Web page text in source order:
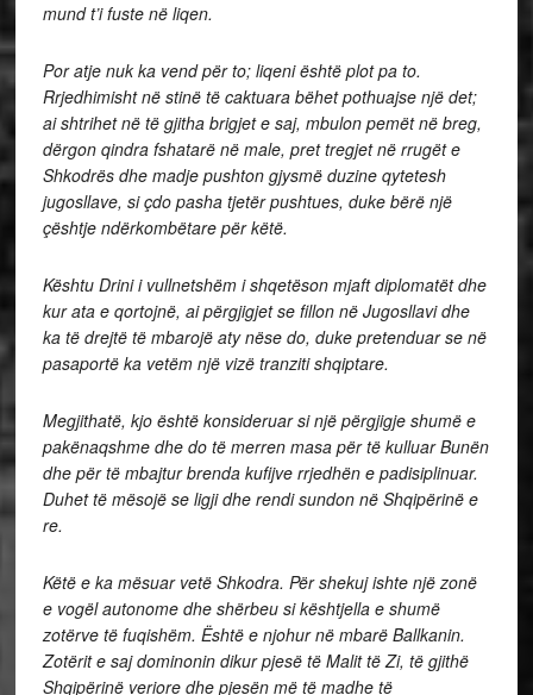
mund t’i fuste në liqen.
Por atje nuk ka vend për to; liqeni është plot pa to.
Rrjedhimisht në stinë të caktuara bëhet pothuajse një det;
ai shtrihet në të gjitha brigjet e saj, mbulon pemët në breg,
dërgon qindra fshatarë në male, pret tregjet në rrugët e
Shkodrës dhe madje pushton gjysmë duzine qytetesh
jugosllave, si çdo pasha tjetër pushtues, duke bërë një
çështje ndërkombëtare për këtë.
Kështu Drini i vullnetshëm i shqetëson mjaft diplomatët dhe
kur ata e qortojnë, ai përgjigjet se fillon në Jugosllavi dhe
ka të drejtë të mbarojë aty nëse do, duke pretenduar se në
pasaportë ka vetëm një vizë tranziti shqiptare.
Megjithatë, kjo është konsideruar si një përgjigje shumë e
pakënaqshme dhe do të merren masa për të kulluar Bunën
dhe për të mbajtur brenda kufijve rrjedhën e padisiplinuar.
Duhet të mësojë se ligji dhe rendi sundon në Shqipërinë e
re.
Këtë e ka mësuar vetë Shkodra. Për shekuj ishte një zonë
e vogël autonome dhe shërbeu si kështjella e shumë
zotërve të fuqishëm. Është e njohur në mbarë Ballkanin.
Zotërit e saj dominonin dikur pjesë të Malit të Zi, të gjithë
Shqipërinë veriore dhe pjesën më të madhe të